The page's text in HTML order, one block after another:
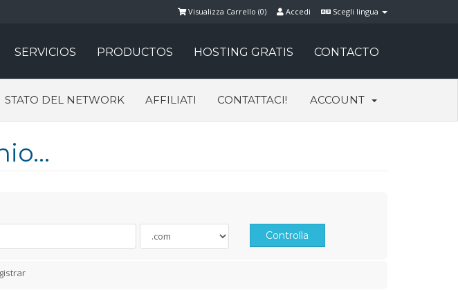
Scegli lingua
Accedi
Visualizza Carrello (0)
SERVICIOS PRODUCTOS HOSTING GRATIS CONTACTO
STATO DEL NETWORK AFFILIATI CONTATTACI! ACCOUNT
Controlla